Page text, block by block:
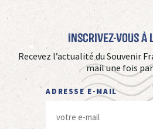
Inscrivez-vous à
Recevez l’actualité du Souvenir
mail une fois
ADRESSE E-MAIL